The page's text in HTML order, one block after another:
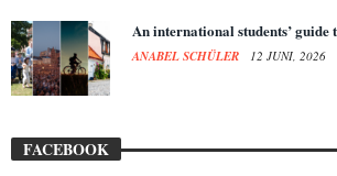
An international students’ guide
ANABEL SCHÜLER 12 JUNI, 2026
FACEBOOK